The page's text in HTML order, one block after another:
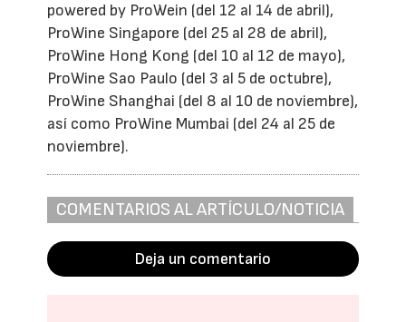
powered by ProWein (del 12 al 14 de abril),
ProWine Singapore (del 25 al 28 de abril),
ProWine Hong Kong (del 10 al 12 de mayo),
ProWine Sao Paulo (del 3 al 5 de octubre),
ProWine Shanghai (del 8 al 10 de noviembre),
así como ProWine Mumbai (del 24 al 25 de
noviembre).
COMENTARIOS AL ARTÍCULO/NOTICIA
Deja un comentario